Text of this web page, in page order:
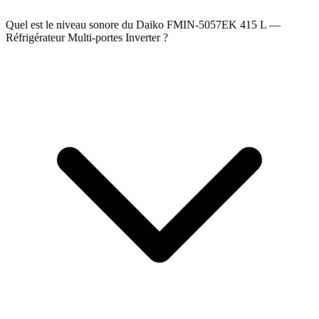
Quel est le niveau sonore du Daiko FMIN-5057EK 415 L —
Réfrigérateur Multi-portes Inverter ?